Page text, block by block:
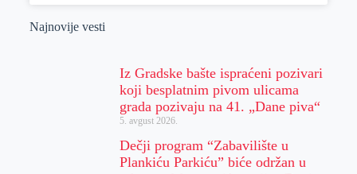
Najnovije vesti
Iz Gradske bašte ispraćeni pozivari
koji besplatnim pivom ulicama
grada pozivaju na 41. „Dane piva“
5. avgust 2026.
Dečji program “Zabavilište u
Plankiću Parkiću” biće održan u